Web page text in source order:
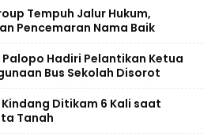
Tempuh Jalur Hukum,
Pencemaran Nama Baik
Hadiri Pelantikan Ketua
Bus Sekolah Disorot
Ditikam 6 Kali saat
Tanah